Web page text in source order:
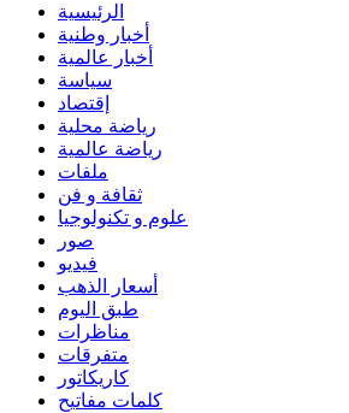
الرئيسية
أخبار وطنية
أخبار عالمية
سياسة
إقتصاد
رياضة محلية
رياضة عالمية
ملفات
ثقافة و فن
علوم و تكنولوجيا
صور
فيديو
أسعار الذهب
طبق اليوم
مناظرات
متفرقات
كاريكاتور
كلمات مفاتيح